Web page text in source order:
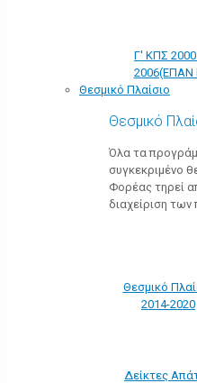
Γ' ΚΠΣ
2006(ΕΠΑΝ
Θεσμικό Πλαίσιο
Θεσμικό
Όλα τα
συγκεκριμένο
Φορέας τηρεί
διαχείριση
Θεσμικό
2014-2020
Δείκτες